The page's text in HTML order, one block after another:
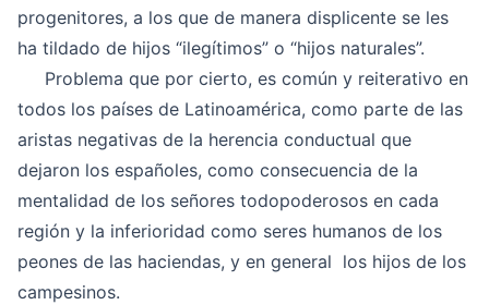
progenitores, a los que de manera displicente se les
ha tildado de hijos “ilegítimos” o “hijos naturales”.
Problema que por cierto, es común y reiterativo en
todos los países de Latinoamérica, como parte de las
aristas negativas de la herencia conductual que
dejaron los españoles, como consecuencia de la
mentalidad de los señores todopoderosos en cada
región y la inferioridad como seres humanos de los
peones de las haciendas, y en general los hijos de los
campesinos.